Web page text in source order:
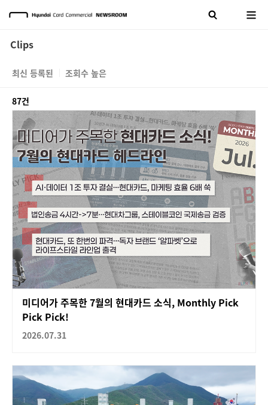
Clips
최신 등록된 조회수 높은
87건
미디어가 주목한 7월의 현대카드 소식, Monthly Pick
Pick Pick!
2026.07.31